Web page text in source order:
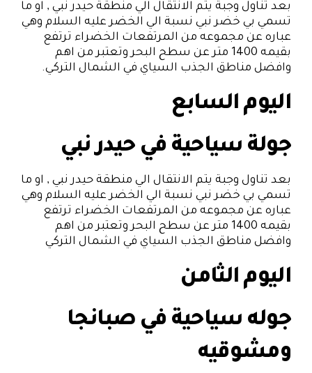
بعد تناول وجبة يتم الانتقال الي منطقة حيدر نبي , او ما
تسمي بي خضر نبي نسبة الي الخضر عليه السلام وهي
عباره عن مجموعه من المرتفعات الخضراء ترتفع
بقيمه 1400 متر عن سطح البحر وتعتبر من اهم
وافضل مناطق الجذب السياي في الشمال التركي.
اليوم السابع
جولة سياحية في حيدر نبي
بعد تناول وجبة يتم الانتقال الي منطقة حيدر نبي , او ما
تسمي بي خضر نبي نسبة الي الخضر عليه السلام وهي
عباره عن مجموعه من المرتفعات الخضراء ترتفع
بقيمه 1400 متر عن سطح البحر وتعتبر من اهم
وافضل مناطق الجذب السياي في الشمال التركي
اليوم الثامن
جوله سياحية في صبانجا
ومشوقيه